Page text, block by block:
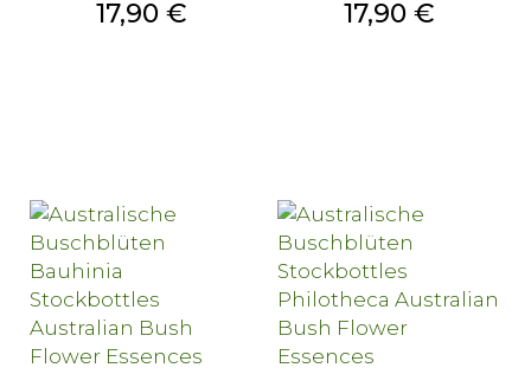
Preis
17,90 € Preis
17,90 €